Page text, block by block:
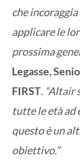
che
applicare le
prossima
Legasse,
FIRST. “Altair
tutte le età ad
questo è un
obiettivo.”